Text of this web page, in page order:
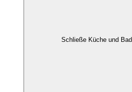
Schließe Küche und Bad